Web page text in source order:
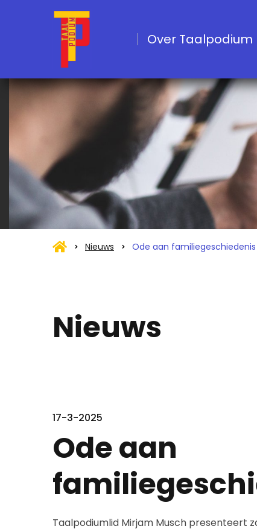
Over Taalpodium
Nieuws Ode aan familiegeschiedenis
Nieuws
17-3-2025
Ode aan
Taalpodiumlid Mirjam Musch presenteert